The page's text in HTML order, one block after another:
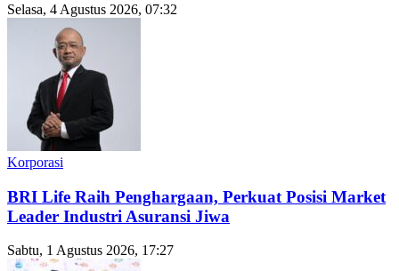
Selasa, 4 Agustus 2026, 07:32
Korporasi
BRI Life Raih Penghargaan, Perkuat Posisi Market
Leader Industri Asuransi Jiwa
Sabtu, 1 Agustus 2026, 17:27